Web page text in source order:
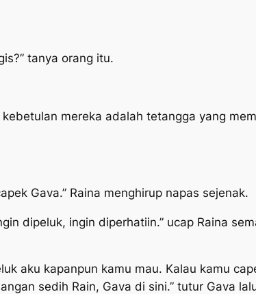
tanya orang itu.
mereka adalah tetangga yang
Gava.” Raina menghirup napas sejenak.
dipeluk, ingin diperhatiin.” ucap Raina
aku kapanpun kamu mau. Kalau kamu
sedih Rain, Gava di sini.” tutur Gava